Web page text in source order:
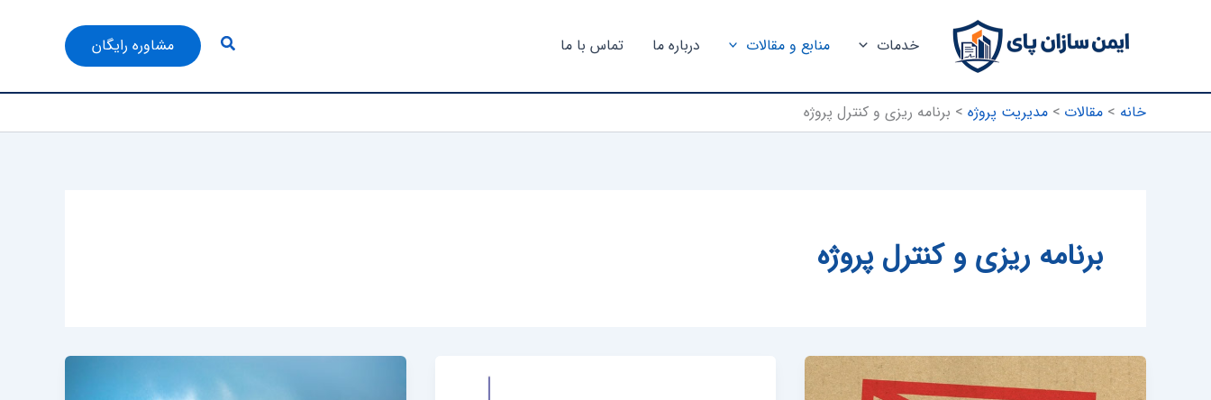
خدمات منابع و مقالات درباره ما تماس با ما جستجو مشاوره رایگان
خانه مقالات مدیریت پروژه برنامه ریزی و کنترل پروژه
برنامه ریزی و کنترل پروژه